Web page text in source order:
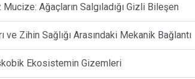
Ağaçların Salgıladığı Gizli Bileşen
Zihin Sağlığı Arasındaki Mekanik Bağlantı
Ekosistemin Gizemleri